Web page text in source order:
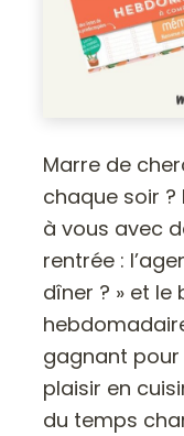
Marre de
chaque soir ?
à vous avec
rentrée :
dîner ? » et
gagnant
plaisir en
du temps